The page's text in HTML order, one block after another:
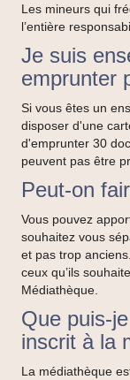
Les mineurs qui
l’entière
Je suis
emprunter
Si vous êtes un
disposer d'une
d'emprunter 30
peuvent pas être
Peut-on
Vous pouvez
souhaitez vous
et pas trop
ceux qu’ils
Médiathèque.
Que puis-
inscrit à la
La médiathèque